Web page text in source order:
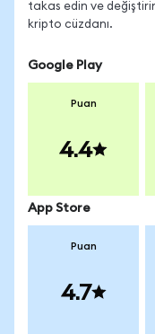
takas edin ve
kripto cüzdanı.
Google Play
Puan
4.4
App Store
Puan
4.7